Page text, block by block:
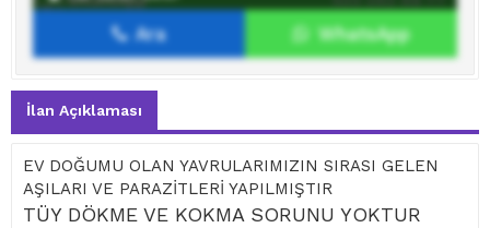
İlan sahibine mesaj gönder
Ara WhatsApp
İlan Açıklaması
EV DOĞUMU OLAN YAVRULARIMIZIN SIRASI GELEN
AŞILARI VE PARAZİTLERİ YAPILMIŞTIR
TÜY DÖKME VE KOKMA SORUNU YOKTUR